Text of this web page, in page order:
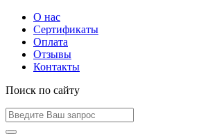
О нас
Сертификаты
Оплата
Отзывы
Контакты
Поиск по сайту